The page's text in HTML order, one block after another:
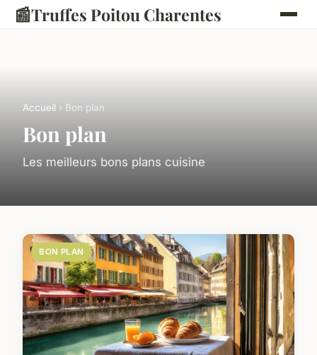
📰Truffes Poitou Charentes
Accueil › Bon plan
Bon plan
Les meilleurs bons plans cuisine
BON PLAN